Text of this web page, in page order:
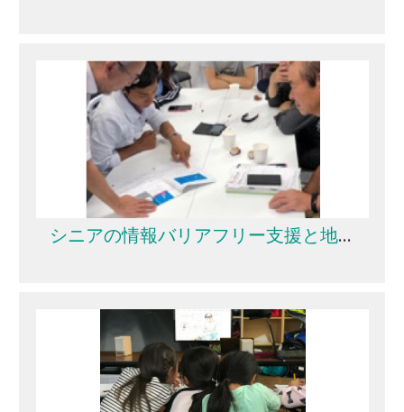
シニアの情報バリアフリー支援と地域活動支援